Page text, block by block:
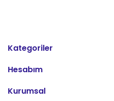
Kategoriler
Hesabım
Kurumsal